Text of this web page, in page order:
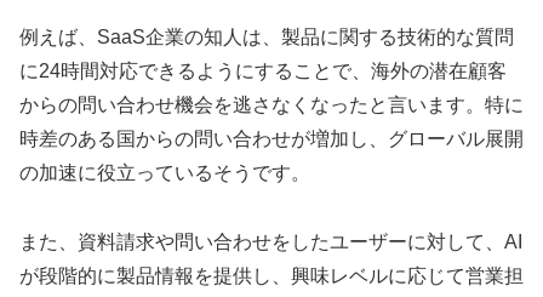
例えば、SaaS企業の知人は、製品に関する技術的な質問
に24時間対応できるようにすることで、海外の潜在顧客
からの問い合わせ機会を逃さなくなったと言います。特に
時差のある国からの問い合わせが増加し、グローバル展開
の加速に役立っているそうです。
また、資料請求や問い合わせをしたユーザーに対して、AI
が段階的に製品情報を提供し、興味レベルに応じて営業担